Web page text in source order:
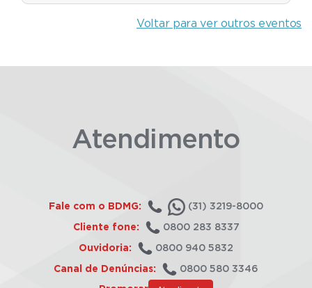
Voltar para ver outros eventos
Atendimento
Fale com o BDMG: (31) 3219-8000
Cliente fone: 0800 283 8337
Ouvidoria: 0800 940 5832
Canal de Denúncias: 0800 580 3346